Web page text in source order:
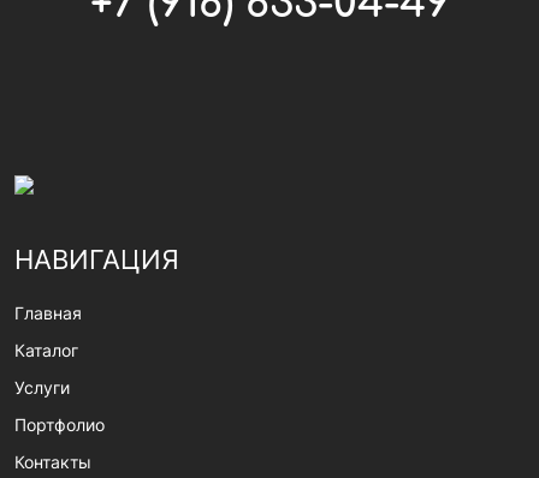
НАВИГАЦИЯ
Главная
Каталог
Услуги
Портфолио
Контакты